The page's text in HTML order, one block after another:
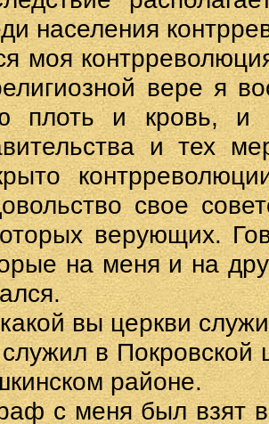
населения
моя
вере я
плоть и кровь, и
и тех
свое
верующих.
на меня и на
вы церкви
в Покровской
районе.
с меня был взят